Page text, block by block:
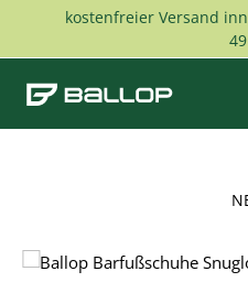
Zum Hauptinhalt springen
kostenfreier Versand
Bildergalerie überspringen